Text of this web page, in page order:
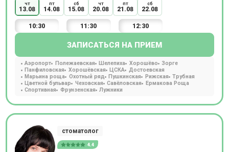
чт
13.08
пт
14.08
сб
15.08
чт
20.08
пт
21.08
сб
22.08
10:30 11:30 12:30
ЗАПИСАТЬСЯ НА ПРИЕМ
Аэропорт Полежаевская Шелепиха Хорошёво
Зорге
Панфиловская
Хорошёвская ЦСКА
Достоевская
Марьина роща
Охотный ряд Пушкинская Рижская
Трубная
Цветной бульвар
Чеховская Савёловская
Ермакова Роща
Спортивная
Фрунзенская Лужники
стоматолог
4.4